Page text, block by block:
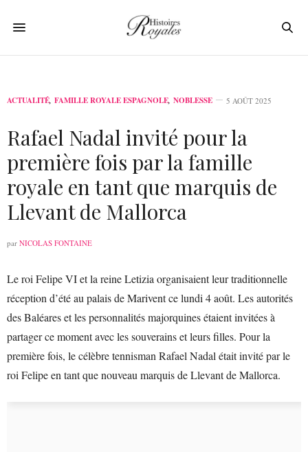
ACTUALITÉ, FAMILLE ROYALE ESPAGNOLE, NOBLESSE 5 AOÛT 2025
Rafael Nadal invité pour la
première fois par la famille
royale en tant que marquis de
Llevant de Mallorca
par NICOLAS FONTAINE
Le roi Felipe VI et la reine Letizia organisaient leur traditionnelle
réception d’été au palais de Marivent ce lundi 4 août. Les autorités
des Baléares et les personnalités majorquines étaient invitées à
partager ce moment avec les souverains et leurs filles. Pour la
première fois, le célèbre tennisman Rafael Nadal était invité par le
roi Felipe en tant que nouveau marquis de Llevant de Mallorca.